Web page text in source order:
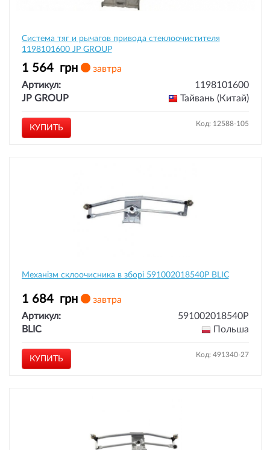
Система тяг и рычагов привода стеклоочистителя
1198101600 JP GROUP
1 564 грн
завтра
Артикул:
1198101600
JP GROUP
Тайвань (Китай)
КУПИТЬ Код: 12588-105
Механізм склоочисника в зборі 591002018540P BLIC
1 684 грн
завтра
Артикул:
591002018540P
BLIC
Польша
КУПИТЬ Код: 491340-27